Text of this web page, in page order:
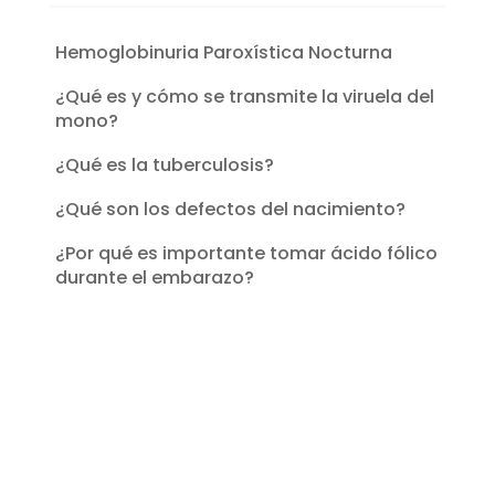
Hemoglobinuria Paroxística Nocturna
¿Qué es y cómo se transmite la viruela del
mono?
¿Qué es la tuberculosis?
¿Qué son los defectos del nacimiento?
¿Por qué es importante tomar ácido fólico
durante el embarazo?